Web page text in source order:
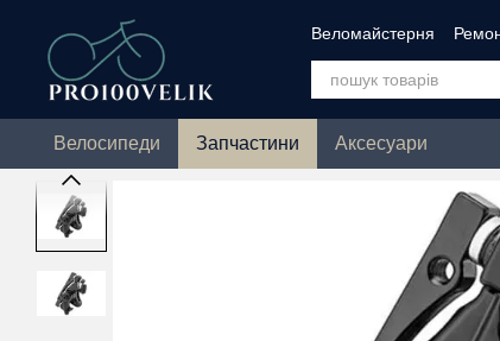
Перейти до основного контенту
Веломайстерня
Зимове ТО
Велосипеди Запчастини Аксесуари